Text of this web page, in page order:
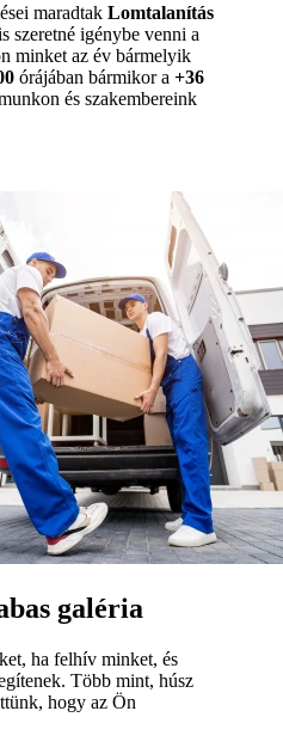
maradtak Lomtalanítás
szeretné igénybe venni a
minket az év bármelyik
órájában bármikor a +36
és szakembereink
galéria
ha felhív minket, és
Több mint, húsz
hogy az Ön